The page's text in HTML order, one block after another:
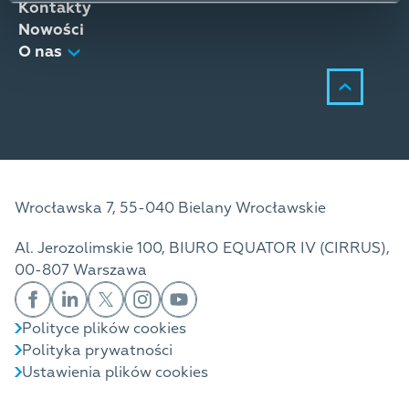
Kontakty
Nowości
O nas
Wrocławska 7, 55-040 Bielany Wrocławskie
Al. Jerozolimskie 100, BIURO EQUATOR IV (CIRRUS),
00-807 Warszawa
Polityce plików cookies
Polityka prywatności
Ustawienia plików cookies